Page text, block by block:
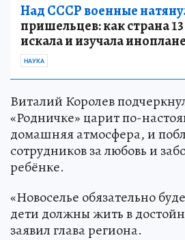
Над СССР военные
пришельцев: как страна
искала и изучала
НАУКА
Виталий Королев
«Родничке» царит по-
домашняя атмосфера, и
сотрудников за любовь и
ребёнке.
«Новоселье обязательно
дети должны жить в
заявил глава региона.